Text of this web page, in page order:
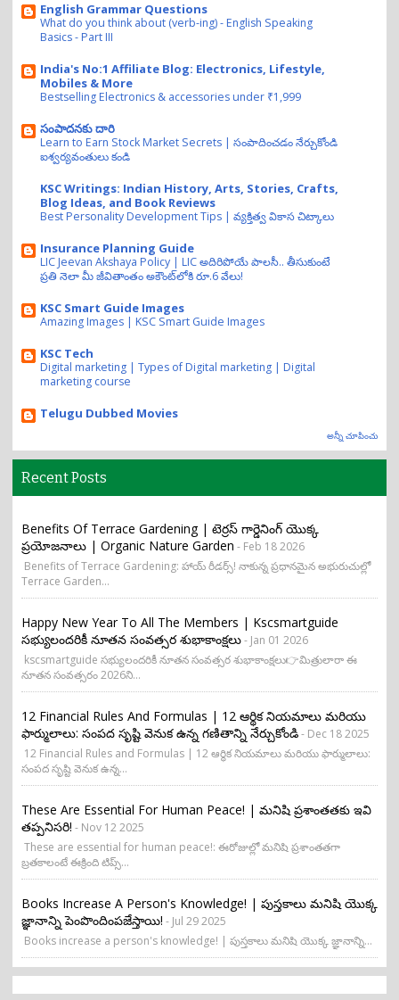
English Grammar Questions
What do you think about (verb-ing) - English Speaking
Basics - Part III
India's No:1 Affiliate Blog: Electronics, Lifestyle,
Mobiles & More
Bestselling Electronics & accessories under ₹1,999
సంపాదనకు దారి
Learn to Earn Stock Market Secrets | సంపాదించడం నేర్చుకోండి
ఐశ్వర్యవంతులు కండి
KSC Writings: Indian History, Arts, Stories, Crafts,
Blog Ideas, and Book Reviews
Best Personality Development Tips | వ్యక్తిత్వ వికాస చిట్కాలు
Insurance Planning Guide
LIC Jeevan Akshaya Policy | LIC అదిరిపోయే పాలసీ.. తీసుకుంటే
ప్రతి నెలా మీ జీవితాంతం అకౌంట్‌లోకి రూ.6 వేలు!
KSC Smart Guide Images
Amazing Images | KSC Smart Guide Images
KSC Tech
Digital marketing | Types of Digital marketing | Digital
marketing course
Telugu Dubbed Movies
అన్నీ చూపించు
Recent Posts
Benefits Of Terrace Gardening | టెర్రస్ గార్డెనింగ్ యొక్క
ప్రయోజనాలు | Organic Nature Garden - Feb 18 2026
Benefits of Terrace Gardening: హాయ్ రీడర్స్! నాకున్న ప్రధానమైన అభురుచుల్లో
Terrace Garden...
Happy New Year To All The Members | Kscsmartguide
సభ్యులందరికీ నూతన సంవత్సర శుభాకాంక్షలు- Jan 01 2026
kscsmartguide సభ్యులందరికీ నూతన సంవత్సర శుభాకాంక్షలు👉మిత్రులారా ఈ
నూతన సంవత్సరం 2026ని...
12 Financial Rules And Formulas | 12 ఆర్థిక నియమాలు మరియు
ఫార్ములాలు: సంపద సృష్టి వెనుక ఉన్న గణితాన్ని నేర్చుకోండి- Dec 18 2025
12 Financial Rules and Formulas | 12 ఆర్థిక నియమాలు మరియు ఫార్ములాలు:
సంపద సృష్టి వెనుక ఉన్న...
These Are Essential For Human Peace! | మనిషి ప్రశాంతతకు ఇవి
తప్పనిసరి! - Nov 12 2025
These are essential for human peace!: ఈరోజుల్లో మనిషి ప్రశాంతతగా
బ్రతకాలంటే ఈక్రింది టిప్స్...
Books Increase A Person's Knowledge! | పుస్తకాలు మనిషి యొక్క
జ్ఞానాన్ని పెంపొందింపజేస్తాయి! - Jul 29 2025
Books increase a person's knowledge! | పుస్తకాలు మనిషి యొక్క జ్ఞానాన్ని...